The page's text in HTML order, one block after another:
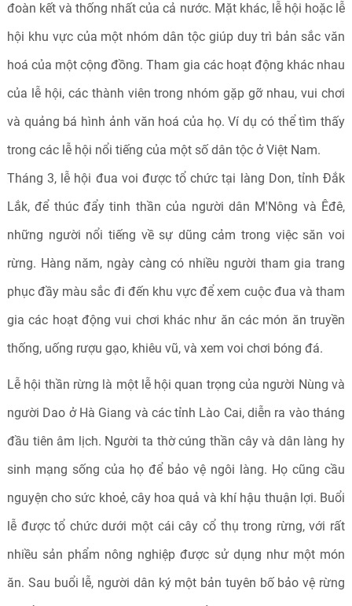
đoàn kết và thống nhất của cả nước. Mặt khác, lễ hội hoặc lễ
hội khu vực của một nhóm dân tộc giúp duy trì bản sắc văn
hoá của một cộng đồng. Tham gia các hoạt động khác nhau
của lễ hội, các thành viên trong nhóm gặp gỡ nhau, vui chơi
và quảng bá hình ảnh văn hoá của họ. Ví dụ có thể tìm thấy
trong các lễ hội nổi tiếng của một số dân tộc ở Việt Nam.
Tháng 3, lễ hội đua voi được tổ chức tại làng Don, tỉnh Đắk
Lắk, để thúc đẩy tinh thần của người dân M'Nông và Êđê,
những người nổi tiếng về sự dũng cảm trong việc săn voi
rừng. Hàng năm, ngày càng có nhiều người tham gia trang
phục đầy màu sắc đi đến khu vực để xem cuộc đua và tham
gia các hoạt động vui chơi khác như ăn các món ăn truyền
thống, uống rượu gạo, khiêu vũ, và xem voi chơi bóng đá.
Lễ hội thần rừng là một lễ hội quan trọng của người Nùng và
người Dao ở Hà Giang và các tỉnh Lào Cai, diễn ra vào tháng
đầu tiên âm lịch. Người ta thờ cúng thần cây và dân làng hy
sinh mạng sống của họ để bảo vệ ngôi làng. Họ cũng cầu
nguyện cho sức khoẻ, cây hoa quả và khí hậu thuận lợi. Buổi
lễ được tổ chức dưới một cái cây cổ thụ trong rừng, với rất
nhiều sản phẩm nông nghiệp được sử dụng như một món
ăn. Sau buổi lễ, người dân ký một bản tuyên bố bảo vệ rừng